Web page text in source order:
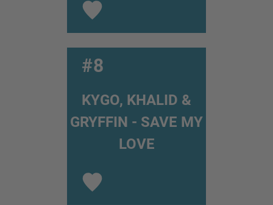
#8
KYGO, KHALID &
GRYFFIN - SAVE MY
LOVE